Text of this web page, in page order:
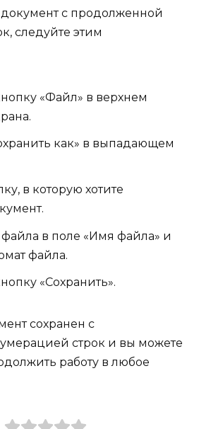
с продолженной
следуйте этим
«Файл» в верхнем
как» в выпадающем
в которую хотите
в поле «Имя файла» и
файла.
«Сохранить».
сохранен с
строк и вы можете
работу в любое